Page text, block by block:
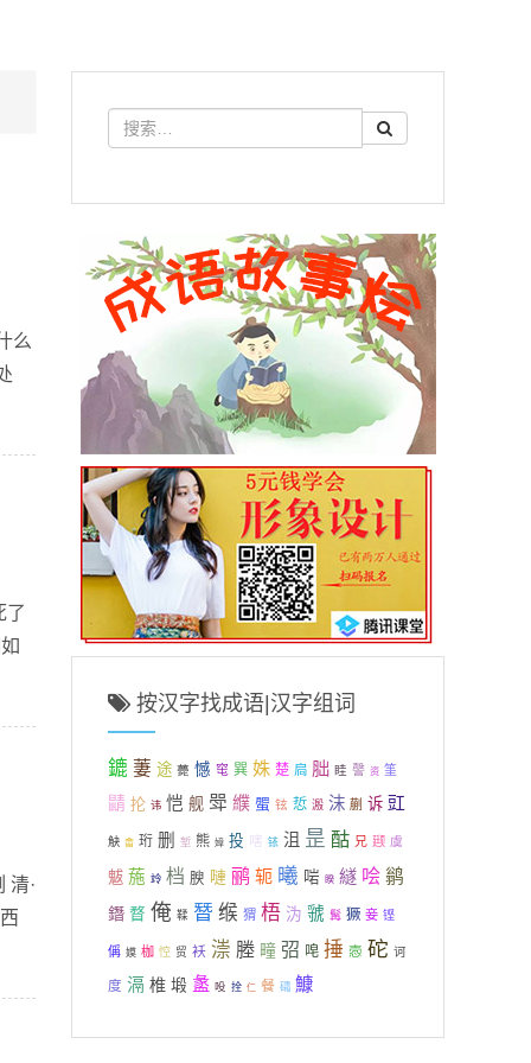
么
了
清·
按汉字找成语|汉字组词
鏕 萋 途 薨 憾 窀 巽 姝 楚 扃 胐 眭 謦 资 筀
鼱 抡 讳 恺 舰 斝 纀 蜰 铉 悊 溵 沫 蒯 诉 豇
觖 畬 珩 删 堑 熊 嫜 投 嗐 铱 沮 昰 酤 兄 颋 虞
魃 葹 竛 档 腴 嗹 鹂 轭 曦 啱 睽 繸 哙 鹟
鐕 瞀 俺 鞣 朁 缑 猬 梧 沩 虢 髯 獗 妾 铿
偁 嫫 枷 悾 贸 袄 漴 塍 疃 弨 唣 捶 悫 砣 诃
度 滆 椎 塅 盠 吺 拴 仁 餐 礵 鱇